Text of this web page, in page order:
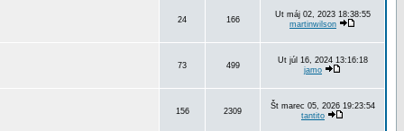
24 166
Ut máj 02, 2023 18:38:55
martinwilson
73 499
Ut júl 16, 2024 13:16:18
jamo
156 2309
Št marec 05, 2026 19:23:54
tantito